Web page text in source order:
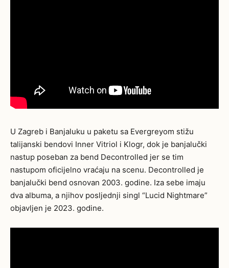
U Zagreb i Banjaluku u paketu sa Evergreyom stižu
talijanski bendovi Inner Vitriol i Klogr, dok je banjalučki
nastup poseban za bend Decontrolled jer se tim
nastupom oficijelno vraćaju na scenu. Decontrolled je
banjalučki bend osnovan 2003. godine. Iza sebe imaju
dva albuma, a njihov posljednji singl “Lucid Nightmare”
objavljen je 2023. godine.